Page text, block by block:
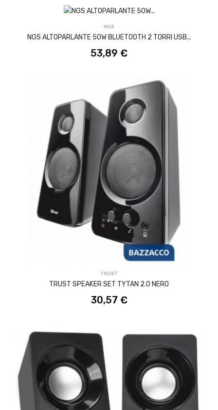
NGS
NGS ALTOPARLANTE 50W BLUETOOTH 2 TORRI USB...
53,89 €
TRUST
TRUST SPEAKER SET TYTAN 2.0 NERO
30,57 €
ACQUISTA